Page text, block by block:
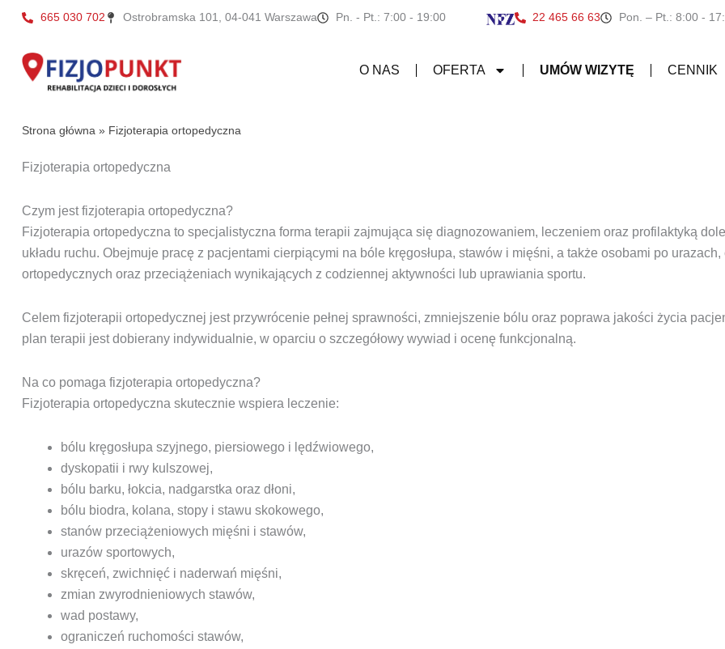
Przejdź
treści
665 030 702 Ostrobramska 101, 04-041 Warszawa Pn. - Pt.: 7:00 - 19:00 22 465 66 63 Pon. – Pt.: 8:00 -
O NAS OFERTA UMÓW WIZYTĘ CENNIK
Strona główna » Fizjoterapia ortopedyczna
Fizjoterapia ortopedyczna
Czym jest fizjoterapia ortopedyczna?
Fizjoterapia ortopedyczna to specjalistyczna forma terapii zajmująca się diagnozowaniem, leczeniem oraz profilaktyką
układu ruchu. Obejmuje pracę z pacjentami cierpiącymi na bóle kręgosłupa, stawów i mięśni, a także osobami po
ortopedycznych oraz przeciążeniach wynikających z codziennej aktywności lub uprawiania sportu.
Celem fizjoterapii ortopedycznej jest przywrócenie pełnej sprawności, zmniejszenie bólu oraz poprawa jakości życia
plan terapii jest dobierany indywidualnie, w oparciu o szczegółowy wywiad i ocenę funkcjonalną.
Na co pomaga fizjoterapia ortopedyczna?
Fizjoterapia ortopedyczna skutecznie wspiera leczenie:
bólu kręgosłupa szyjnego, piersiowego i lędźwiowego,
dyskopatii i rwy kulszowej,
bólu barku, łokcia, nadgarstka oraz dłoni,
bólu biodra, kolana, stopy i stawu skokowego,
stanów przeciążeniowych mięśni i stawów,
urazów sportowych,
skręceń, zwichnięć i naderwań mięśni,
zmian zwyrodnieniowych stawów,
wad postawy,
ograniczeń ruchomości stawów,